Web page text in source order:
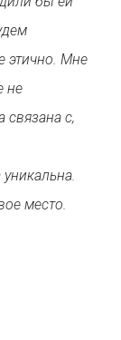
этично. Мне
не
связана с,
место.